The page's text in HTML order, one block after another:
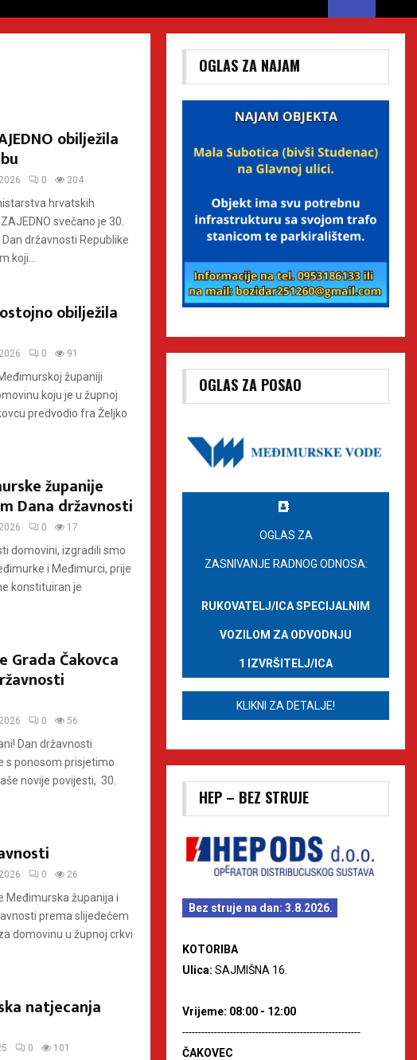
obilježila
0 204
hrvatskih
svečano je 30.
državnosti Republike
koji...
obilježila
0 91
županiji
koju je u župnoj
predvodio fra Željko
županije
Dana državnosti
0 17
domovini, izgradili smo
i Međimurci, prije
konstituiran je
Grada Čakovca
0 56
Dan državnosti
s ponosom prisjetimo
novije povijesti, 30.
0 26
Međimurska županija i
prema slijedećem
domovinu u župnoj crkvi
natjecanja
0 101
OGLAS ZA NAJAM
OGLAS ZA POSAO
OGLAS ZA
ZASNIVANJE RADNOG ODNOSA:
RUKOVATELJ/ICA SPECIJALNIM
VOZILOM ZA ODVODNJU
1 IZVRŠITELJ/ICA
KLIKNI ZA DETALJE!
HEP – BEZ STRUJE
Bez struje na dan: 3.8.2026.
KOTORIBA
Ulica: SAJMIŠNA 16.
Vrijeme: 08:00 - 12:00
--------------------------------------------------------
ČAKOVEC